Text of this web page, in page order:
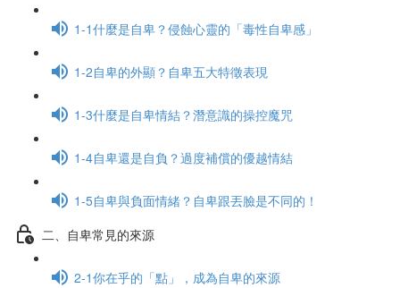
1-1什麼是自卑？侵蝕心靈的「毒性自卑感」
1-2自卑的外顯？自卑五大特徵表現
1-3什麼是自卑情結？潛意識的操控魔咒
1-4自卑還是自負？過度補償的優越情結
1-5自卑與負面情緒？自卑跟丟臉是不同的！
二、自卑常見的來源
2-1你在乎的「點」，成為自卑的來源